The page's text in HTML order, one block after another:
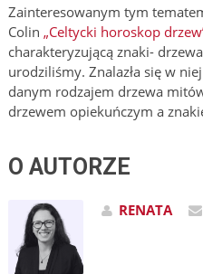
Zainteresowanym tym
Colin „Celtycki horoskop
charakteryzującą znaki-
urodziliśmy. Znalazła się w
danym rodzajem drzewa
drzewem opiekuńczym a
O AUTORZE
RENATA